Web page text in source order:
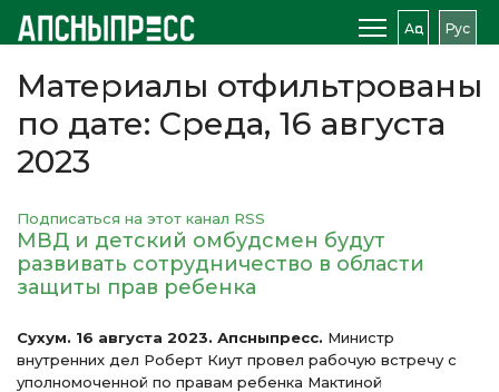
Аԥс Рус
Материалы отфильтрованы
по дате: Среда, 16 августа
2023
Подписаться на этот канал RSS
МВД и детский омбудсмен будут
развивать сотрудничество в области
защиты прав ребенка
Сухум. 16 августа 2023. Апсныпресс. Министр
внутренних дел Роберт Киут провел рабочую встречу с
уполномоченной по правам ребенка Мактиной